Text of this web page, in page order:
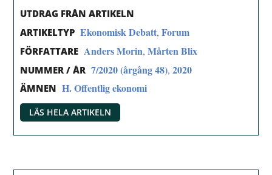
UTDRAG FRÅN ARTIKELN
ARTIKELTYP Ekonomisk Debatt,Forum
FÖRFATTARE Anders Morin,Mårten Blix
NUMMER / ÅR 7/2020 (årgång 48),2020
ÄMNEN H. Offentlig ekonomi
LÄS HELA ARTIKELN